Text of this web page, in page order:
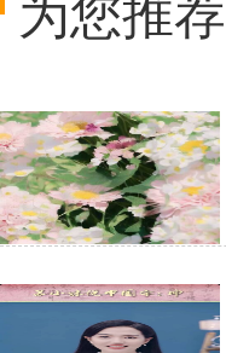
为您推荐